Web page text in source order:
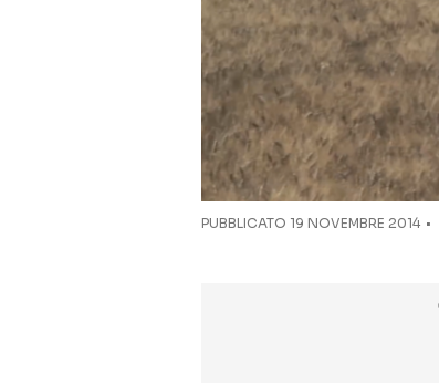
PUBBLICATO 19 NOVEMBRE 2014